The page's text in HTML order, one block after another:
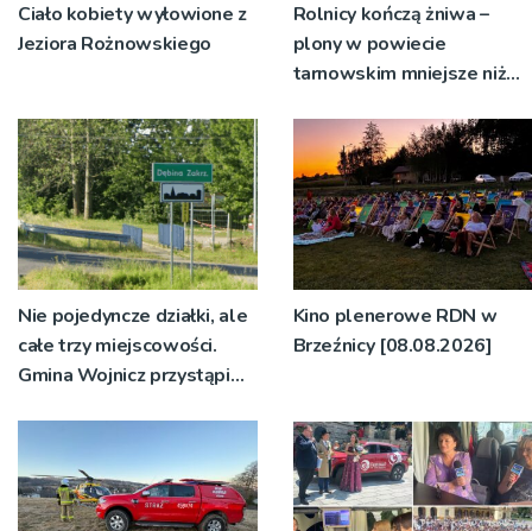
Ciało kobiety wyłowione z
Jeziora Rożnowskiego
Rolnicy kończą żniwa –
plony w powiecie
tarnowskim mniejsze niż
Nie pojedyncze działki, ale
całe trzy miejscowości.
Gmina Wojnicz przystąpi
Kino plenerowe RDN w
Brzeźnicy [08.08.2026]